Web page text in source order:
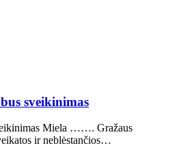
sveikinimas
Miela ……. Gražaus
ir neblėstančios…